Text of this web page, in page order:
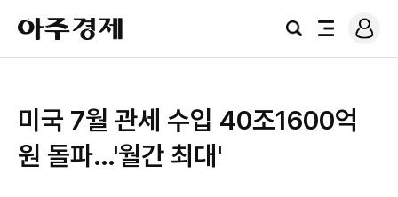
아
주
경
검
전
로
그
미국 7월 관세 수입 40조1600억
원 돌파…'월간 최대'